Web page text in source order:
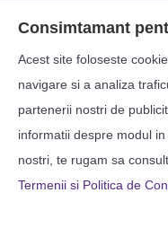
PERSONAL –
Protecția
Contact
Str: Zorilor, Nr: 17,
Consimtamant
Acest site foloseste
navigare si a analiza
partenerii nostri de
informatii despre modul
nostri, te rugam sa
Termenii si Politica de